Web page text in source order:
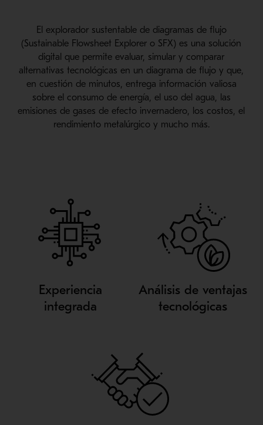
El explorador sustentable de diagramas de flujo
(Sustainable Flowsheet Explorer o SFX) es una solución
digital que permite evaluar, simular y comparar
alternativas tecnológicas en un diagrama de flujo y que,
en cuestión de minutos, entrega información valiosa
sobre el consumo de energía, el uso del agua, las
emisiones de gases de efecto invernadero, los costos, el
rendimiento metalúrgico y mucho más.
Experiencia
integrada
Análisis de ventajas
tecnológicas